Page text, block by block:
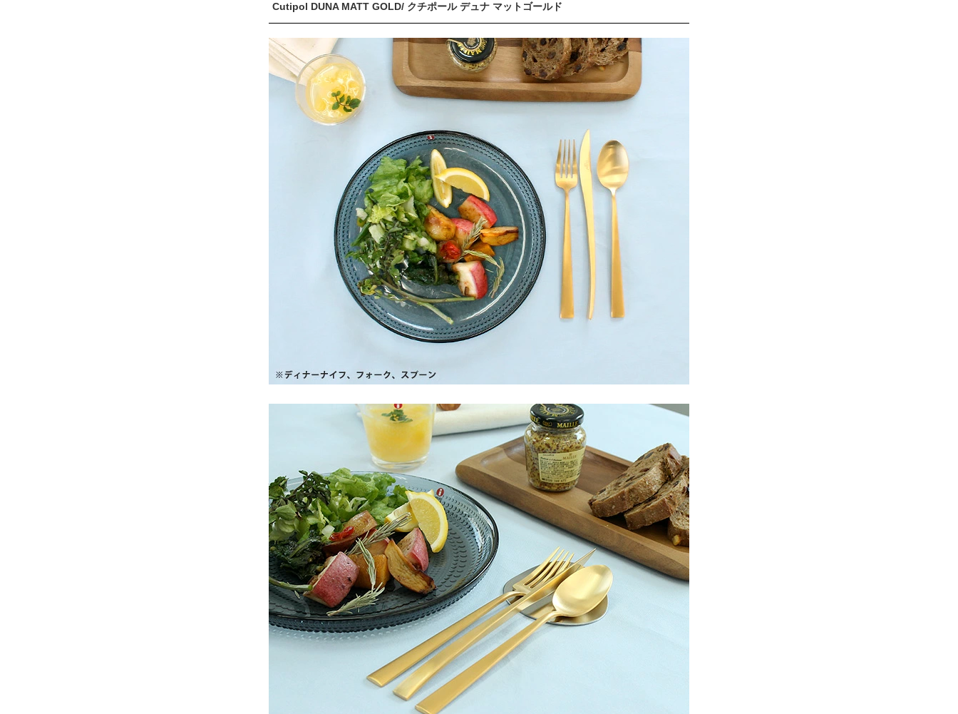
Cutipol DUNA MATT GOLD/ クチポール デュナ マットゴールド